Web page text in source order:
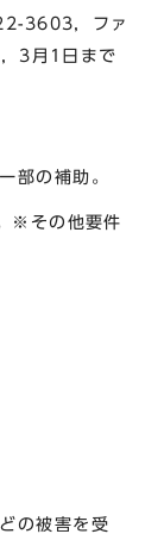
3603，ファ
3月1日まで
部の補助。
※その他要件
の被害を受